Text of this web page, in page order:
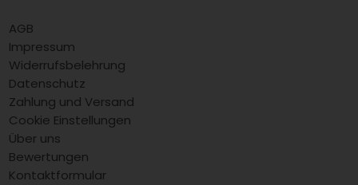
AGB
Impressum
Widerrufsbelehrung
Datenschutz
Zahlung und Versand
Cookie Einstellungen
Über uns
Bewertungen
Kontaktformular